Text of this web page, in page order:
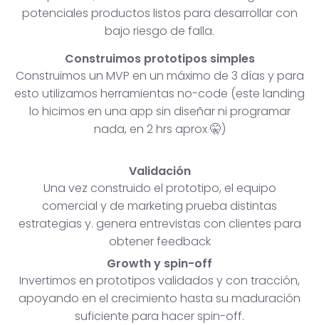
potenciales productos listos para desarrollar con
bajo riesgo de falla.
Construimos prototipos simples
Construimos un MVP en un máximo de 3 días y para
esto utilizamos herramientas no-code (este landing
lo hicimos en una app sin diseñar ni programar
nada, en 2 hrs aprox 🤫)
Validación
Una vez construido el prototipo, el equipo
comercial y de marketing prueba distintas
estrategias y. genera entrevistas con clientes para
obtener feedback
Growth y spin-off
Invertimos en prototipos validados y con tracción,
apoyando en el crecimiento hasta su maduración
suficiente para hacer spin-off.